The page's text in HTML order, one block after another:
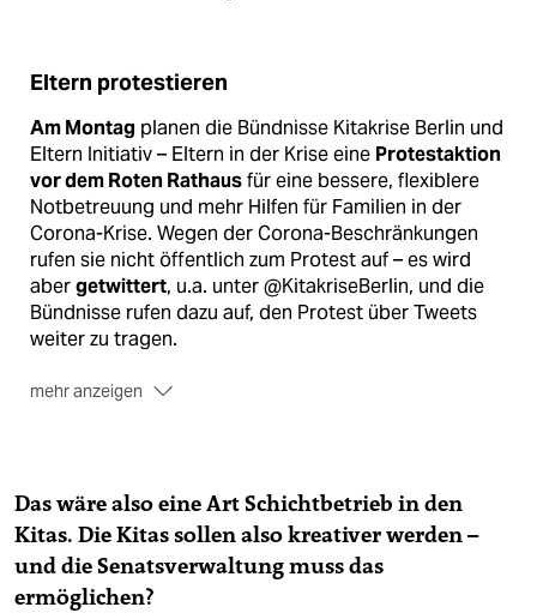
Eltern protestieren
Am Montag planen die Bündnisse Kitakrise Berlin und
Eltern Initiativ – Eltern in der Krise eine Protestaktion
vor dem Roten Rathausfür eine bessere, flexiblere
Notbetreuung und mehr Hilfen für Familien in der
Corona-Krise. Wegen der Corona-Beschränkungen
rufen sie nicht öffentlich zum Protest auf – es wird
abergetwittert, u.a. unter @KitakriseBerlin, und die
Bündnisse rufen dazu auf, den Protest über Tweets
weiter zu tragen.
mehr anzeigen
kommenden Jahr in die Schule kommen sowie deren
Geschwisterkinder.(taz)
Das wäre also eine Art Schichtbetrieb in den
Kitas. Die Kitas sollen also kreativer werden –
und die Senatsverwaltung muss das
ermöglichen?